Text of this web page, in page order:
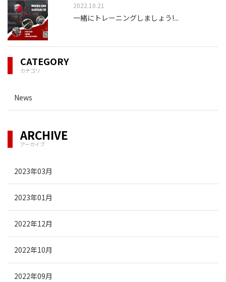
2022.10.21
一緒にトレーニングしましょう!...
CATEGORY
カテゴリ
News
ARCHIVE
アーカイブ
2023年03月
2023年01月
2022年12月
2022年10月
2022年09月